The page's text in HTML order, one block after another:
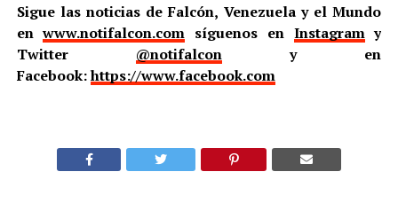
Sigue las noticias de Falcón, Venezuela y el Mundo
enwww.notifalcon.com síguenos en Instagramy
Twitter @notifalcony en
Facebook:https://www.facebook.com